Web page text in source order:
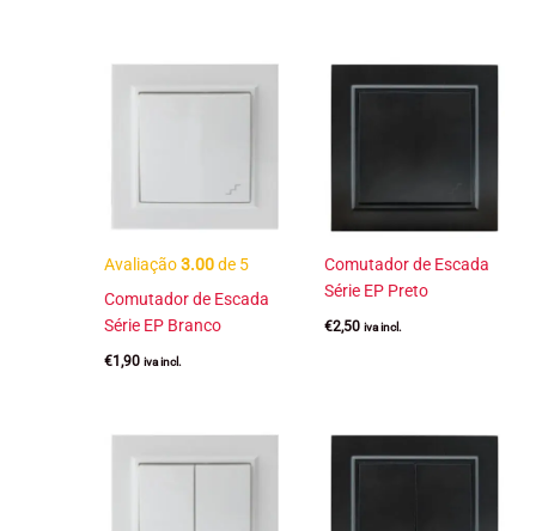
Avaliação3.00de 5
Comutador de Escada
Série EP Branco
€1,90 iva incl.
Comutador de Escada
Série EP Preto
€2,50 iva incl.